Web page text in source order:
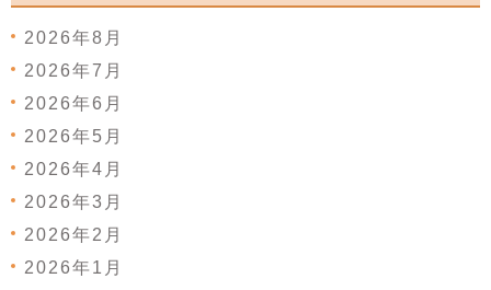
2026年8月
2026年7月
2026年6月
2026年5月
2026年4月
2026年3月
2026年2月
2026年1月